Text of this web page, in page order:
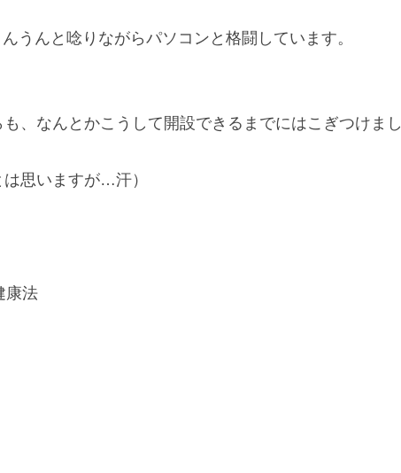
うんと唸りながらパソコンと格闘しています。
、なんとかこうして開設できるまでにはこぎつけまし
は思いますが…汗）
康法